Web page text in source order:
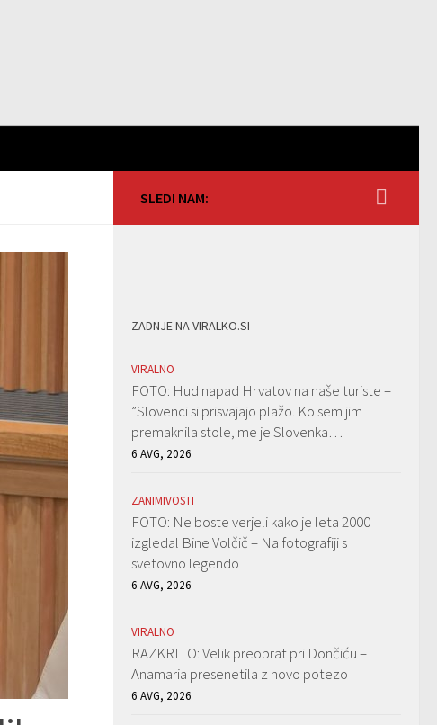
SLEDI NAM:
ZADNJE NA VIRALKO.SI
VIRALNO
FOTO: Hud napad Hrvatov na naše turiste –
”Slovenci si prisvajajo plažo. Ko sem jim
premaknila stole, me je Slovenka…
6 AVG, 2026
ZANIMIVOSTI
FOTO: Ne boste verjeli kako je leta 2000
izgledal Bine Volčič – Na fotografiji s
svetovno legendo
6 AVG, 2026
VIRALNO
RAZKRITO: Velik preobrat pri Dončiću –
Anamaria presenetila z novo potezo
6 AVG, 2026